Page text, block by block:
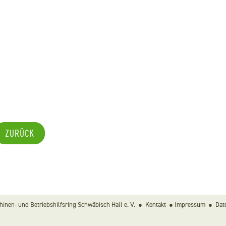
ZURÜCK
und Betriebshilfsring Schwäbisch Hall e. V. ● Kontakt● Impressum●